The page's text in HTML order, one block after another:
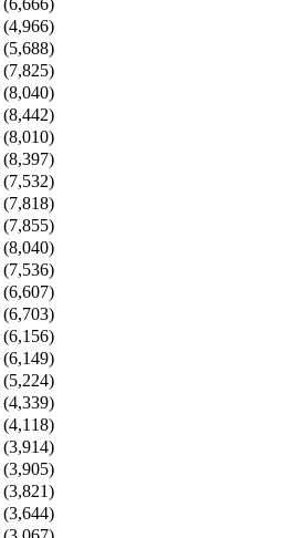
(6,666)
(4,966)
(5,688)
(7,825)
(8,040)
(8,442)
(8,010)
(8,397)
(7,532)
(7,818)
(7,855)
(8,040)
(7,536)
(6,607)
(6,703)
(6,156)
(6,149)
(5,224)
(4,339)
(4,118)
(3,914)
(3,905)
(3,821)
(3,644)